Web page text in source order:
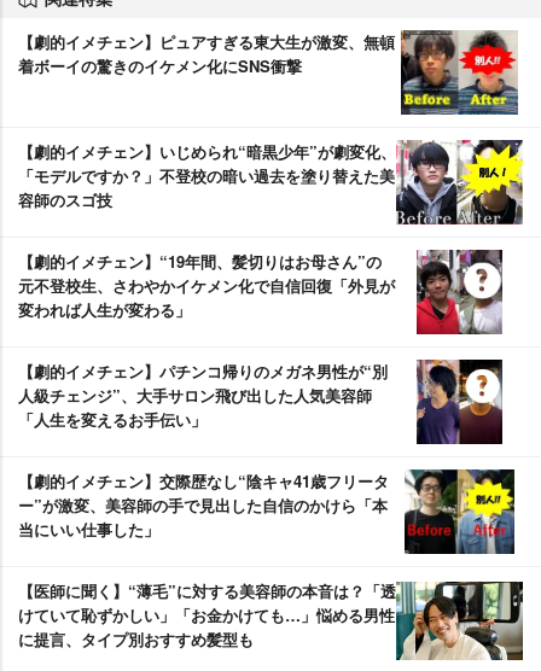
【劇的イメチェン】ピュアすぎる東大生が激変、無頓
着ボーイの驚きのイケメン化にSNS衝撃
【劇的イメチェン】いじめられ“暗黒少年”が劇変化、
「モデルですか？」不登校の暗い過去を塗り替えた美
容師のスゴ技
【劇的イメチェン】“19年間、髪切りはお母さん”の
元不登校生、さわやかイケメン化で自信回復「外見が
変われば人生が変わる」
【劇的イメチェン】パチンコ帰りのメガネ男性が“別
人級チェンジ”、大手サロン飛び出した人気美容師
「人生を変えるお手伝い」
【劇的イメチェン】交際歴なし“陰キャ41歳フリータ
ー”が激変、美容師の手で見出した自信のかけら「本
当にいい仕事した」
【医師に聞く】“薄毛”に対する美容師の本音は？「透
けていて恥ずかしい」「お金かけても…」悩める男性
に提言、タイプ別おすすめ髪型も